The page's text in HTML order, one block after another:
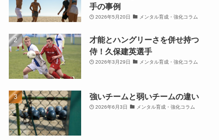
手の事例
2026年5月20日 メンタル育成・強化コラム
才能とハングリーさを併せ持つ
侍！久保建英選手
2026年3月29日 メンタル育成・強化コラム
強いチームと弱いチームの違い
2026年6月3日 メンタル育成・強化コラム